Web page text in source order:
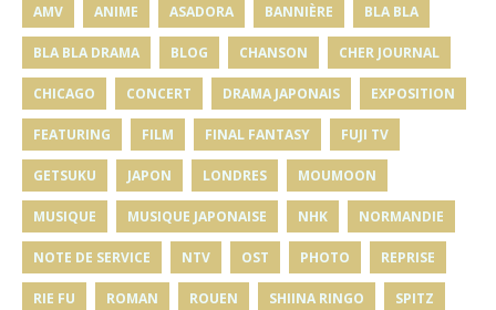
AMV ANIME ASADORA BANNIÈRE BLA BLA
BLA BLA DRAMA BLOG CHANSON CHER JOURNAL
CHICAGO CONCERT DRAMA JAPONAIS EXPOSITION
FEATURING FILM FINAL FANTASY FUJI TV
GETSUKU JAPON LONDRES MOUMOON
MUSIQUE MUSIQUE JAPONAISE NHK NORMANDIE
NOTE DE SERVICE NTV OST PHOTO REPRISE
RIE FU ROMAN ROUEN SHIINA RINGO SPITZ